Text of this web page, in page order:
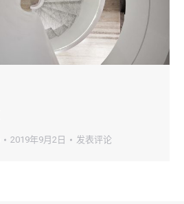
2019年9月2日 发表评论